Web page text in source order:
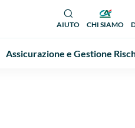
AIUTO CHI SIAMO
Assicurazione e Gestione